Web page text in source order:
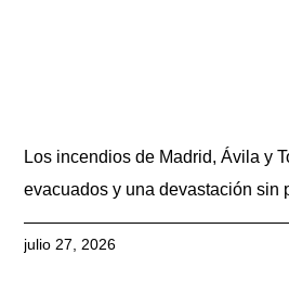
Los incendios de Madrid, Ávila y
evacuados y una devastación sin
julio 27, 2026